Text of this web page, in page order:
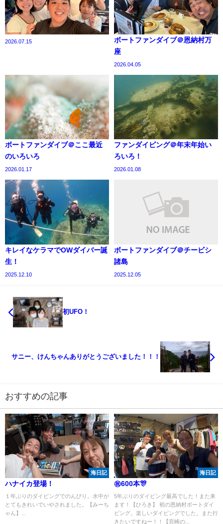
2026.07.15
ボートファンダイブ＠恩納村万
座
2026.04.05
ボートファンダイブ＠ここ最近
のいろいろ
2026.01.17
ファンダイビング＠年末年始い
ろいろ！
2026.01.08
キレイなケラマでOWダイバー誕
生！
2025.12.10
ボートファンダイブ＠チービシ
諸島
2025.12.05
初UFO！
サニー、けんちゃんありがとうございました！！！
おすすめの記事
海日記
ハナイカ登場！
１年ぶりのダイビングでのんびり。水中が
とてもきれいでいやされました。【みーち
ゃん】...
海日記
㊗600本🎊
5年ぶりのダイビング最高でした！また来
ます！【ひろき】 初の恩納村ボートダイ
ビング。楽しいダイビングでした。また行
きたいですねー！！【宮崎の...